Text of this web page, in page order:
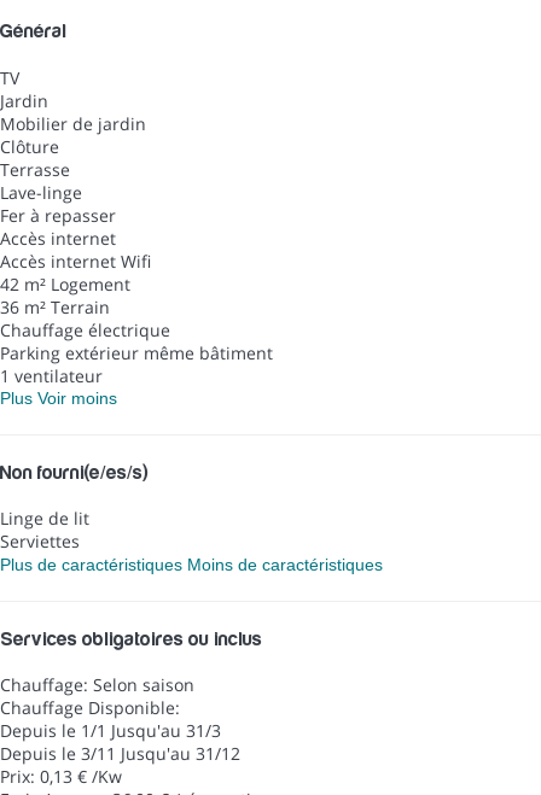
Général
TV
Jardin
Mobilier de jardin
Clôture
Terrasse
Lave-linge
Fer à repasser
Accès internet
Accès internet Wifi
42 m² Logement
36 m² Terrain
Chauffage électrique
Parking extérieur même bâtiment
1 ventilateur
Plus Voir moins
Non fourni(e/es/s)
Linge de lit
Serviettes
Plus de caractéristiques Moins de caractéristiques
Services obligatoires ou inclus
Chauffage: Selon saison
Chauffage Disponible:
Depuis le 1/1 Jusqu'au 31/3
Depuis le 3/11 Jusqu'au 31/12
Prix: 0,13 € /Kw